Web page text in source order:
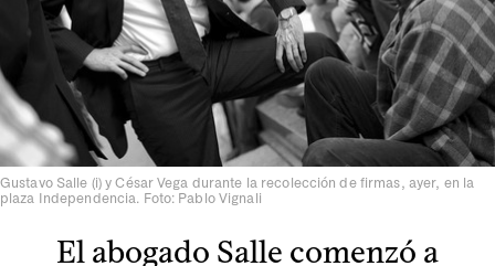
Gustavo Salle (i) y César Vega durante la recolección de firmas, ayer, en la
plaza Independencia. Foto: Pablo Vignali
El abogado Salle comenzó a